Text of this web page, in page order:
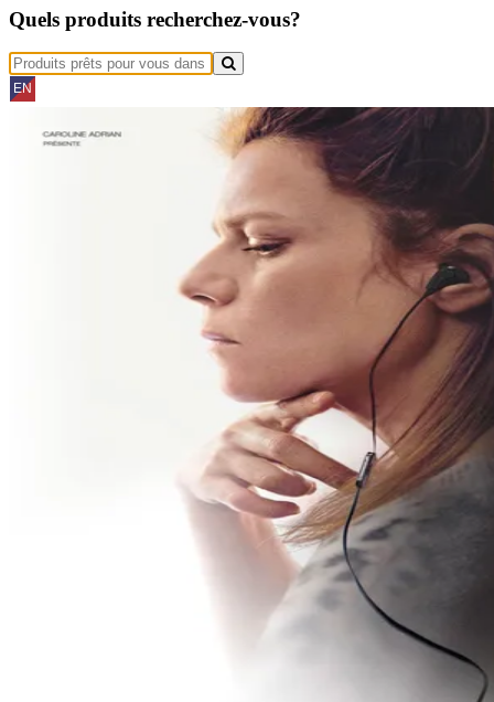
Quels produits recherchez-vous?